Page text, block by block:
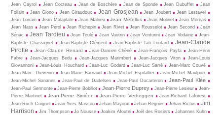
Jean Cayrol Jean Cocteau Jean de Boschère Jean de Sponde Jean Dubuffet
Jean
Follain
Jean Giono Jean Giraudoux Jean Grosjean Jean Joubert
Jean Lestavel
Jean Lorrain
Jean Malaplate Jean Malrieu Jean Métellus Jean Molinet
Jean Moreas
Jean Nass
Jean Pérol Jean Richepin Jean Rivet Jean Rousselot Jean Second
Jean
Sénac
Jean Tardieu Jean Teulé Jean Vautrin Jean Venturini Jean Vodaine
Jean-
Baptiste Chassignet
Jean-Baptiste Clément Jean-Baptiste Tati Loutard
Jean-Claude
Pirotte
Jean-Claude Renard Jean-Damien Chéné Jean-François Payfa
Jean-Henri
Fabre
Jean-Jacques Bedu Jean-Jacques Marimbert Jean-Jacques Viton
Jean-Louis
Giovannoni
Jean-Louis Houchard Jean-Luc Godard Jean-Luc Sarré
Jean-Marc Couvé
Jean-Marc Thevenin
Jean-Marie Barnaud Jean-Michel Espitallier
Jean-Michel Maulpoix
Jean-Michel Sananes
Jean-Paul de Dadelsen Jean-Paul Ducarteron Jean-Paul Klée
Jean-Paul Sermonte Jean-Pierre Bobillot Jean-Pierre Duprey Jean-Pierre Lesieur
Jean-
Pierre Martinet
Jean-Pierre Siméon Jean-Pierre Verheggen
Jean-Richard Laforest
Jean-Roch Coignet
Jean-Yves Masson Jehan Mayoux Jehan Regnier Jehan Rictus
Jim
Harrison
Jim Thompson Jo Nousse Joakim Afoutni Joël des Rosiers
Johannes Kühn